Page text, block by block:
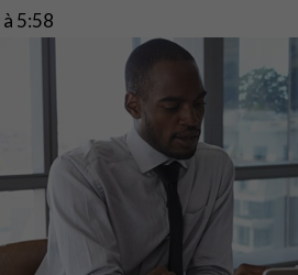
5:58